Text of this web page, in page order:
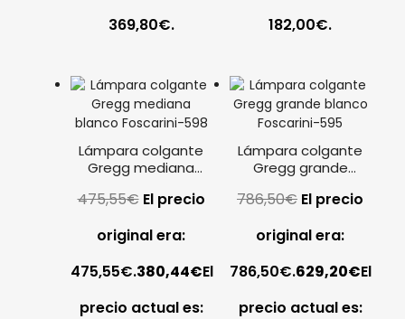
369,80€.
182,00€.
Lámpara colgante
Gregg mediana
475,55€ El precio
original era:
475,55€.380,44€El
precio actual es:
Lámpara colgante
Gregg grande
786,50€ El precio
original era:
786,50€.629,20€El
precio actual es: